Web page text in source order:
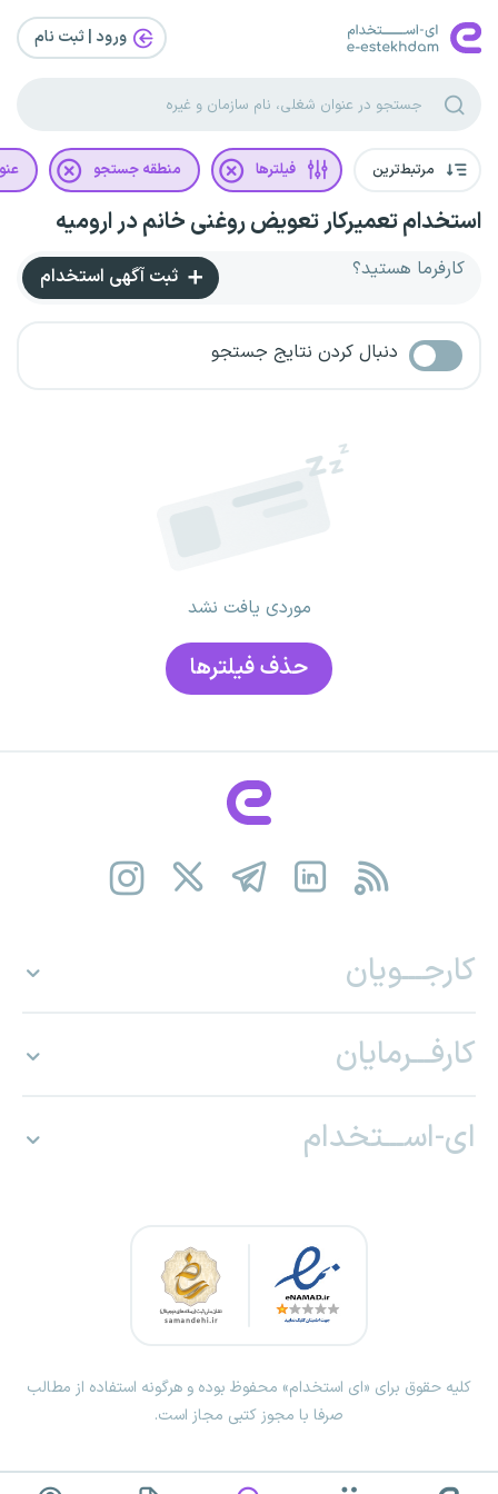
ورود | ثبت‌ نام
مرتبط‌ترین فیلترها منطقه جستجو
استخدام تعمیرکار تعویض روغنی خانم در ارومیه
کارفرما هستید؟ ثبت آگهی استخدام
دنبال کردن نتایج جستجو
موردی یافت نشد
حذف فیلتر‌ها
کارجـــویان
کارفـــرمایان
ای-اســـتخدام
کلیه حقوق برای «ای استخدام» محفوظ بوده و هرگونه استفاده از مطالب
صرفا با مجوز کتبی مجاز است.